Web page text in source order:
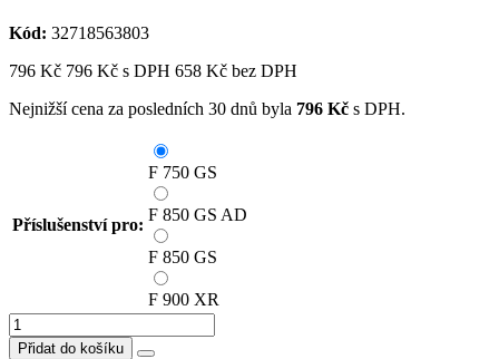
Kód: 32718563803
796 Kč 796 Kč s DPH 658 Kč bez DPH
Nejnižší cena za posledních 30 dnů byla 796 Kč s DPH.
Příslušenství pro:
F 750 GS
F 850 GS AD
F 850 GS
F 900 XR
Přidat do košíku